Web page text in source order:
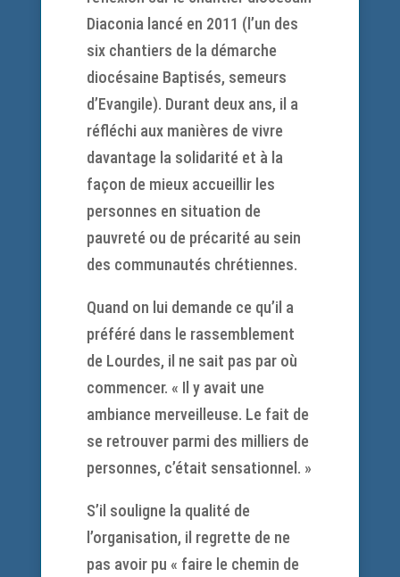
Diaconia lancé en 2011 (l’un des
six chantiers de la démarche
diocésaine Baptisés, semeurs
d’Evangile). Durant deux ans, il a
réfléchi aux manières de vivre
davantage la solidarité et à la
façon de mieux accueillir les
personnes en situation de
pauvreté ou de précarité au sein
des communautés chrétiennes.
Quand on lui demande ce qu’il a
préféré dans le rassemblement
de Lourdes, il ne sait pas par où
commencer. « Il y avait une
ambiance merveilleuse. Le fait de
se retrouver parmi des milliers de
personnes, c’était sensationnel. »
S’il souligne la qualité de
l’organisation, il regrette de ne
pas avoir pu « faire le chemin de